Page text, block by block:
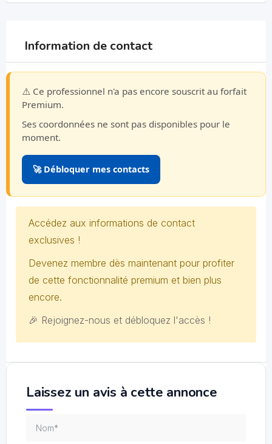
Information de contact
⚠️ Ce professionnel n'a pas encore souscrit au forfait
Premium.
Ses coordonnées ne sont pas disponibles pour le
moment.
🚀 Débloquer mes contacts
Accédez aux informations de contact
exclusives !
Devenez membre dès maintenant pour profiter
de cette fonctionnalité premium et bien plus
encore.
🎉 Rejoignez-nous et débloquez l'accès !
Laissez un avis à cette annonce